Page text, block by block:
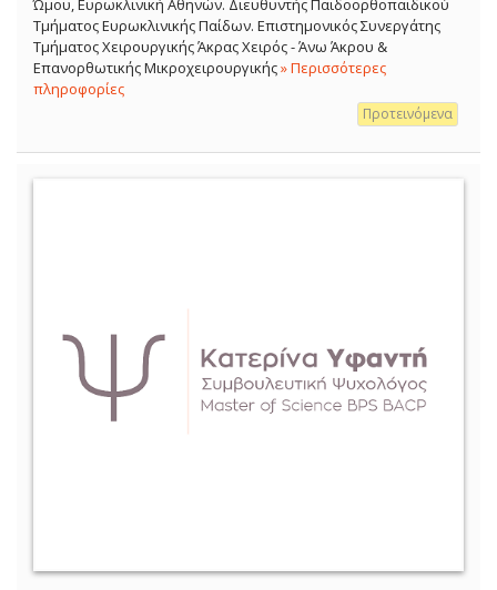
Ώμου, Ευρωκλινική Αθηνών. Διευθυντής Παιδοορθοπαιδικού
Τμήματος Ευρωκλινικής Παίδων. Επιστημονικός Συνεργάτης
Τμήματος Χειρουργικής Άκρας Χειρός - Άνω Άκρου &
Επανορθωτικής Μικροχειρουργικής» Περισσότερες
πληροφορίες
Προτεινόμενα